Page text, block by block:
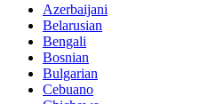
Azerbaijani
Belarusian
Bengali
Bosnian
Bulgarian
Cebuano